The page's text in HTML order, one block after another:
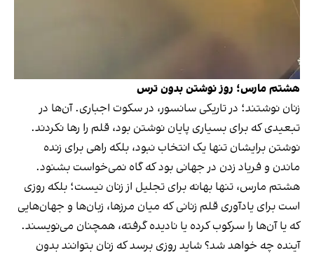
هشتم مارس؛ روز نوشتن بدون ترس
زنان نوشتند؛ در تاریکی سانسور، در سکوت اجباری. آن‌ها در
تبعیدی که برای بسیاری پایان نوشتن بود، قلم را رها نکردند.
نوشتن برایشان تنها یک انتخاب نبود، بلکه راهی برای زنده
ماندن و فریاد زدن در جهانی بود که گاه نمی‌خواست بشنود.
هشتم مارس، تنها بهانه‌ برای تجلیل از زنان نیست؛ بلکه روزی‌
است برای یادآوری قلم زنانی که میان مرزها، زبان‌ها و جهان‌هایی
که یا آن‌ها را سرکوب کرده یا نادیده گرفته، همچنان می‌نویسند.
آینده چه خواهد شد؟ شاید روزی برسد که زنان بتوانند بدون